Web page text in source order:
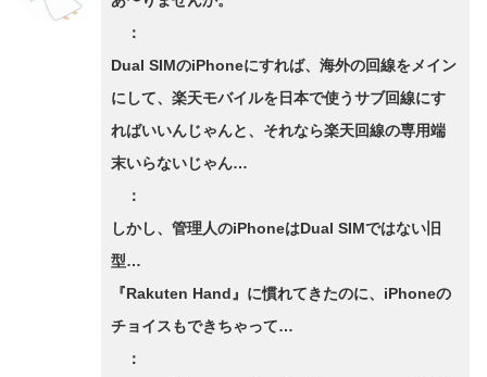
：
Dual SIMのiPhoneにすれば、海外の回線をメイン
にして、楽天モバイルを日本で使うサブ回線にす
ればいいんじゃんと、それなら楽天回線の専用端
末いらないじゃん…
：
しかし、管理人のiPhoneはDual SIMではない旧
型…
『Rakuten Hand』に慣れてきたのに、iPhoneの
チョイスもできちゃって…
：